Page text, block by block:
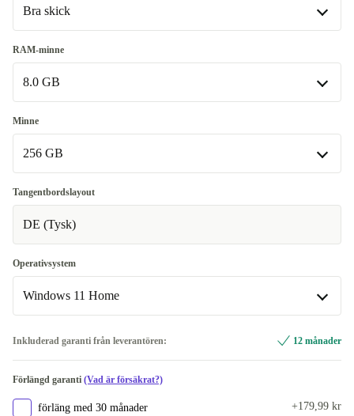
Bra skick
Bra skick
Mycket bra skick +104 kr
Nyskick
RAM-minne
8.0 GB
8.0 GB
Tillgänglig i andra konfigurationer
16.0 GB
Minne
256 GB
256 GB
Tillgänglig i andra konfigurationer
512 GB
Tangentbordslayout
DE (Tysk)
Operativsystem
Windows 11 Home
Windows 11 Home
Inkluderad garanti från leverantören: 12 månader
Förlängd garanti (Vad är försäkrat?)
förläng med 30 månader +179,99 kr